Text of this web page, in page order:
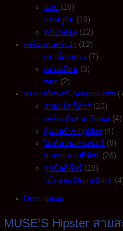
ฉาบ (16)
แทมบูรีน (19)
หนังกลอง (22)
เครื่องดนตรีเป่า (12)
เมาท์ออแกน (7)
เมโลเดียน (3)
ขลุ่ย (2)
อุปกรณ์ดนตรี Accessories
สายแจ็คกีต้าร์ (10)
เครื่องตั้งสาย Tuner (4)
ตู้แอมป์ Amplifier (4)
ไมค์คอนเดนเซอร์ (6)
สายสะพายกีต้าร์ (26)
ลูกบิดกีต้าร์ (16)
ไม้กลอง Drum Stick (4)
Description
MUSE’S Hipster สาย